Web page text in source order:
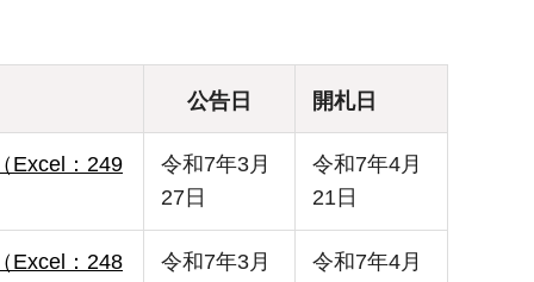
公告日 開札日
Excel：249
令和7年3月
27日
令和7年4月
21日
Excel：248
令和7年3月
令和7年4月